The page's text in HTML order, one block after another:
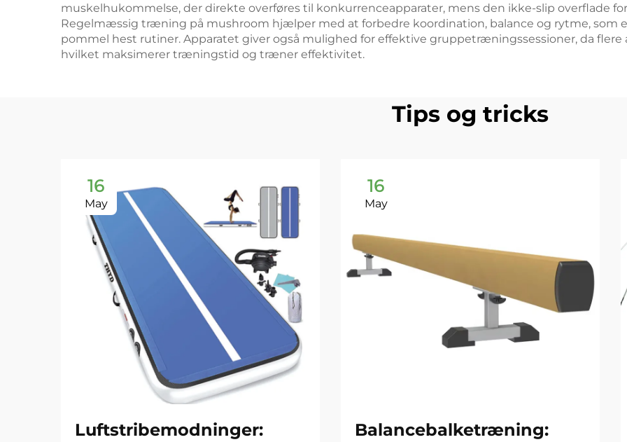
muskelhukommelse, der direkte overføres til konkurrenceapparater, mens den ikke-slip overflade
Regelmæssig træning på mushroom hjælper med at forbedre koordination, balance og rytme, som
pommel hest rutiner. Apparatet giver også mulighed for effektive gruppetræningssessioner, da
hvilket maksimerer træningstid og træner effektivitet.
Tips og tricks
16
May
Luftstribemodninger:
16
May
Balancebalketræning: